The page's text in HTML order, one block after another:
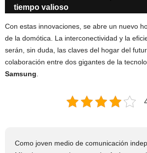
tiempo valioso
Con estas innovaciones, se abre un nuevo
de la domótica. La interconectividad y la
serán, sin duda, las claves del hogar del
colaboración entre dos gigantes de la
Samsung
Como joven medio de comunicación